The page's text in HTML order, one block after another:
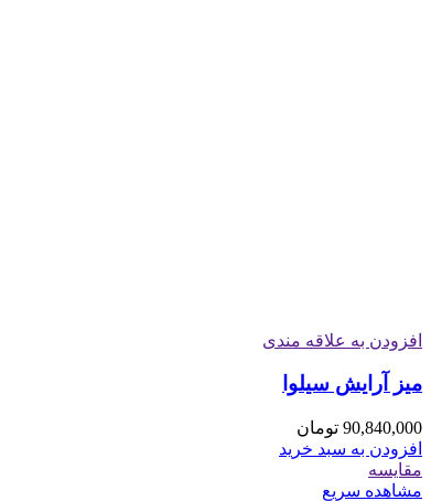
افزودن به علاقه مندی
میز آرایش سیلوا
90,840,000 تومان
افزودن به سبد خرید
مقایسه
مشاهده سریع